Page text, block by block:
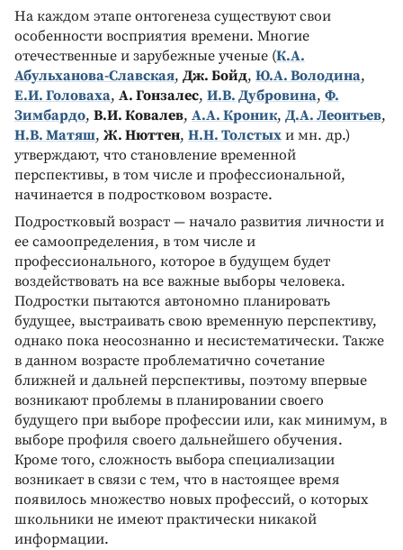
На каждом этапе онтогенеза существуют свои
особенности восприятия времени. Многие
отечественные и зарубежные ученые (К.А.
Абульханова-Славская, Дж. Бойд, Ю.А. Володина,
Е.И. Головаха, А. Гонзалес, И.В. Дубровина, Ф.
Зимбардо, В.И. Ковалев, А.А. Кроник, Д.А. Леонтьев,
Н.В. Матяш, Ж. Нюттен, Н.Н. Толстых и мн. др.)
утверждают, что становление временной
перспективы, в том числе и профессиональной,
начинается в подростковом возрасте.
Подростковый возраст — начало развития личности и
ее самоопределения, в том числе и
профессионального, которое в будущем будет
воздействовать на все важные выборы человека.
Подростки пытаются автономно планировать
будущее, выстраивать свою временную перспективу,
однако пока неосознанно и несистематически. Также
в данном возрасте проблематично сочетание
ближней и дальней перспективы, поэтому впервые
возникают проблемы в планировании своего
будущего при выборе профессии или, как минимум, в
выборе профиля своего дальнейшего обучения.
Кроме того, сложность выбора специализации
возникает в связи с тем, что в настоящее время
появилось множество новых профессий, о которых
школьники не имеют практически никакой
информации.